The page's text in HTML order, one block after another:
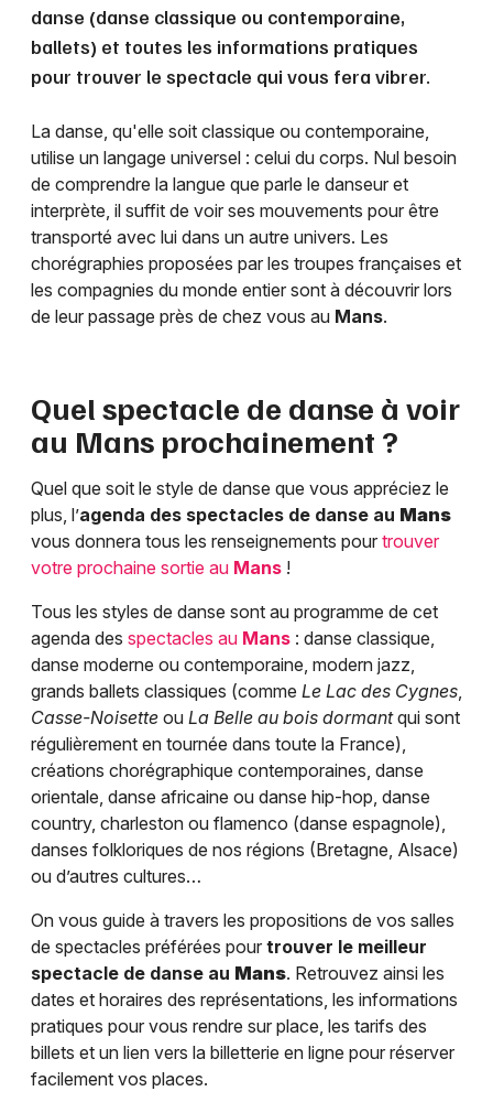
danse (danse classique ou contemporaine,
ballets) et toutes les informations pratiques
pour trouver le spectacle qui vous fera vibrer.
La danse, qu'elle soit classique ou contemporaine,
utilise un langage universel : celui du corps. Nul besoin
de comprendre la langue que parle le danseur et
interprète, il suffit de voir ses mouvements pour être
transporté avec lui dans un autre univers. Les
chorégraphies proposées par les troupes françaises et
les compagnies du monde entier sont à découvrir lors
de leur passage près de chez vous au Mans.
Quel spectacle de danse à voir
au Mans prochainement ?
Quel que soit le style de danse que vous appréciez le
plus, l’agenda des spectacles de danse au Mans
vous donnera tous les renseignements pour trouver
votre prochaine sortie au Mans !
Tous les styles de danse sont au programme de cet
agenda des spectacles au Mans : danse classique,
danse moderne ou contemporaine, modern jazz,
grands ballets classiques (comme Le Lac des Cygnes,
Casse-Noisette ou La Belle au bois dormantqui sont
régulièrement en tournée dans toute la France),
créations chorégraphique contemporaines, danse
orientale, danse africaine ou danse hip-hop, danse
country, charleston ou flamenco (danse espagnole),
danses folkloriques de nos régions (Bretagne, Alsace)
ou d’autres cultures…
On vous guide à travers les propositions de vos salles
de spectacles préférées pour trouver le meilleur
spectacle de danse au Mans. Retrouvez ainsi les
dates et horaires des représentations, les informations
pratiques pour vous rendre sur place, les tarifs des
billets et un lien vers la billetterie en ligne pour réserver
facilement vos places.